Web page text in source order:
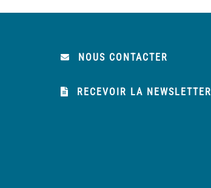
NOUS CONTACTER
RECEVOIR LA NEWSLETTER